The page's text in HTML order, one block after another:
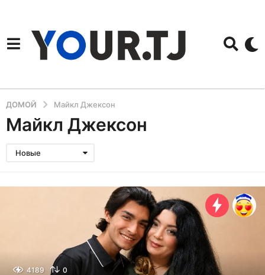
ДОМОЙ Майкл Джексон
Майкл Джексон
Новые
4189 0